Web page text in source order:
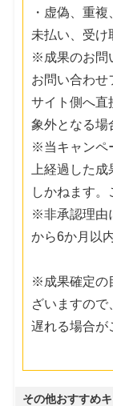
・虚偽、重
未払い、受け
※成果のお問
お問い合わせ
サイト側へ直
象外となる場
※当キャンペ
上経過した
しかねます。
※非承認理由
から6か月以
※成果確定の
ざいますの
遅れる場合が
その他おすすめ